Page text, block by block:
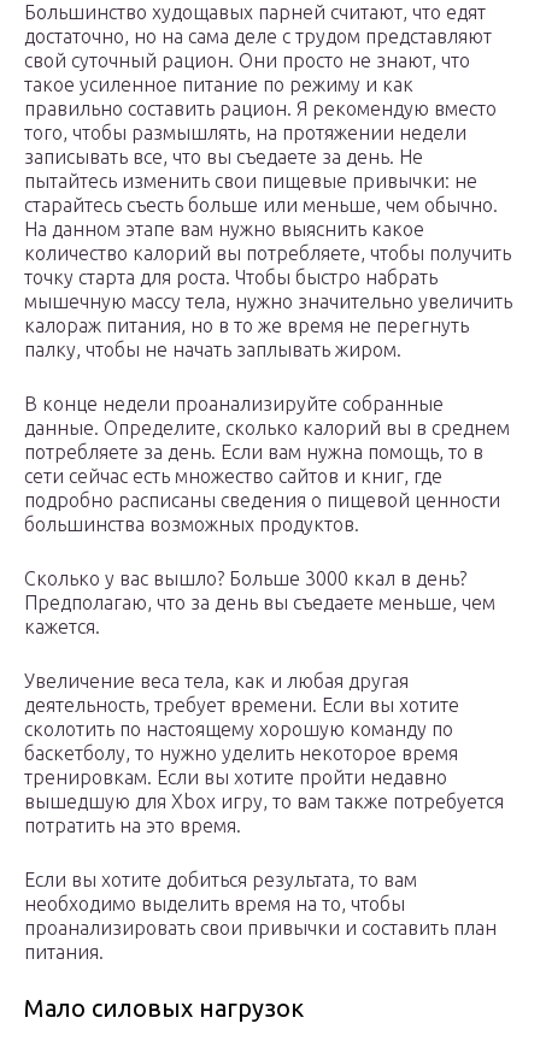
Большинство худощавых парней считают, что едят
достаточно, но на сама деле с трудом представляют
свой суточный рацион. Они просто не знают, что
такое усиленное питание по режиму и как
правильно составить рацион. Я рекомендую вместо
того, чтобы размышлять, на протяжении недели
записывать все, что вы съедаете за день. Не
пытайтесь изменить свои пищевые привычки: не
старайтесь съесть больше или меньше, чем обычно.
На данном этапе вам нужно выяснить какое
количество калорий вы потребляете, чтобы получить
точку старта для роста. Чтобы быстро набрать
мышечную массу тела, нужно значительно увеличить
калораж питания, но в то же время не перегнуть
палку, чтобы не начать заплывать жиром.
В конце недели проанализируйте собранные
данные. Определите, сколько калорий вы в среднем
потребляете за день. Если вам нужна помощь, то в
сети сейчас есть множество сайтов и книг, где
подробно расписаны сведения о пищевой ценности
большинства возможных продуктов.
Сколько у вас вышло? Больше 3000 ккал в день?
Предполагаю, что за день вы съедаете меньше, чем
кажется.
Увеличение веса тела, как и любая другая
деятельность, требует времени. Если вы хотите
сколотить по настоящему хорошую команду по
баскетболу, то нужно уделить некоторое время
тренировкам. Если вы хотите пройти недавно
вышедшую для Xbox игру, то вам также потребуется
потратить на это время.
Если вы хотите добиться результата, то вам
необходимо выделить время на то, чтобы
проанализировать свои привычки и составить план
питания.
Мало силовых нагрузок